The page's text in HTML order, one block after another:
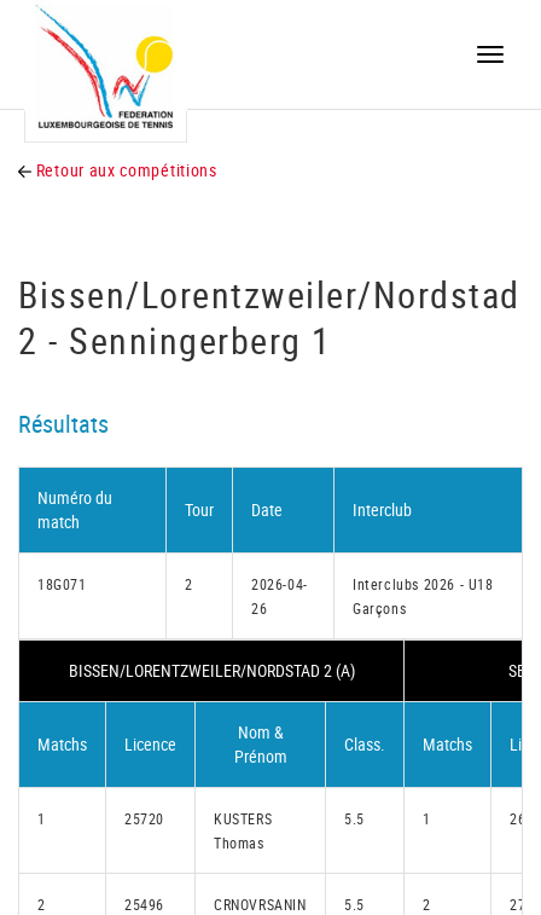
Toggle
Retour aux compétitions
Bissen/Lorentzweiler/Nordstad
2 - Senningerberg 1
Résultats
Numéro du
match
Tour Date Interclub
18G071 2
2026-04-
26
Interclubs 2026 - U18
Garçons
BISSEN/LORENTZWEILER/NORDSTAD 2 (A)
Matchs Licence
Nom &
Prénom
Class. Matchs
1 25720
KUSTERS
Thomas
5.5 1
2 25496
CRNOVRSANIN
5.5 2